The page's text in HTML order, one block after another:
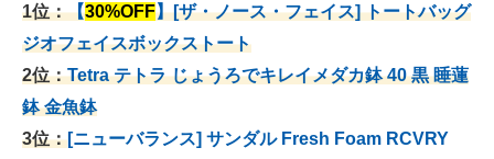
1位：【30%OFF】[ザ・ノース・フェイス] トートバッグ
ジオフェイスボックストート
2位：Tetra テトラ じょうろでキレイメダカ鉢 40 黒 睡蓮
鉢 金魚鉢
3位：[ニューバランス] サンダル Fresh Foam RCVRY